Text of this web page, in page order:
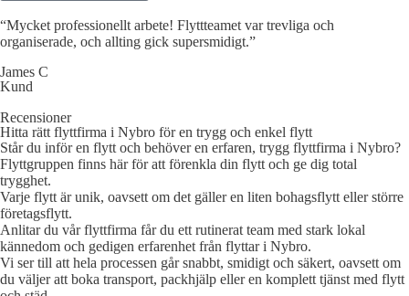
“Mycket professionellt arbete! Flyttteamet var trevliga och
organiserade, och allting gick supersmidigt.”
James C
Kund
Recensioner
Hitta rätt flyttfirma i Nybro för en trygg och enkel flytt
Står du inför en flytt och behöver en erfaren, trygg flyttfirma i Nybro?
Flyttgruppen finns här för att förenkla din flytt och ge dig total
trygghet.
Varje flytt är unik, oavsett om det gäller en liten bohagsflytt eller större
företagsflytt.
Anlitar du vår flyttfirma får du ett rutinerat team med stark lokal
kännedom och gedigen erfarenhet från flyttar i Nybro.
Vi ser till att hela processen går snabbt, smidigt och säkert, oavsett om
du väljer att boka transport, packhjälp eller en komplett tjänst med flytt